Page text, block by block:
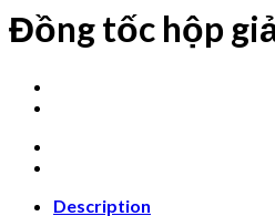
Đồng tốc hộp
Description